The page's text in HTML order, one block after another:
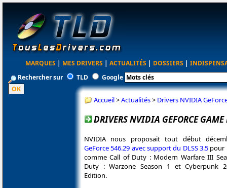
MARQUES | MES DRIVERS | ACTUALITÉS | DOSSIERS |
Rechercher sur
TLD Google
Accueil>Actualités> Drivers NVIDIA
DRIVERS NVIDIA GEFORCE
NVIDIA nous proposait tout début
GeForce 546.29 avec support du DLSS 3.5 pour
comme Call of Duty : Modern Warfare III
Duty : Warzone Season 1 et Cyberpunk
Edition.